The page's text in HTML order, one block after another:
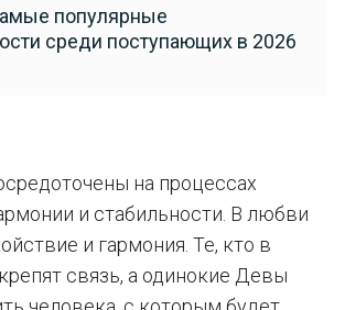
популярные
среди поступающих в 2026
на процессах
и стабильности. В любви
и гармония. Те, кто в
связь, а одинокие Девы